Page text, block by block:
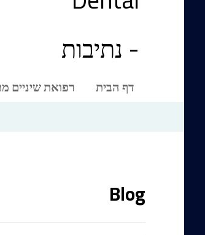
דף הבית רפואת שיניים
Blog